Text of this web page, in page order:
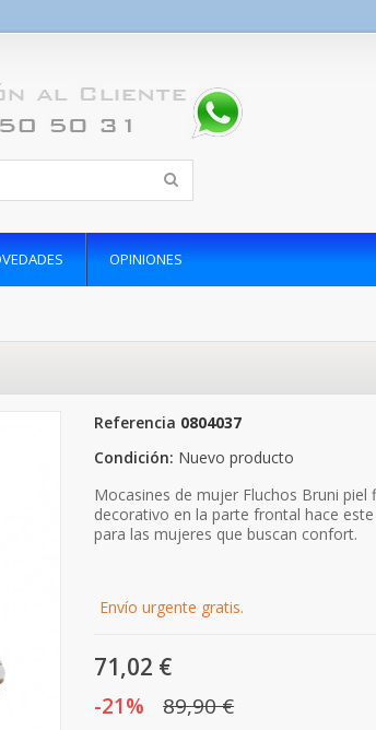
OPINIONES
Referencia 0804037
Condición: Nuevo producto
Mocasines de mujer Fluchos Bruni
decorativo en la parte frontal hace
para las mujeres que buscan confort.
Envío urgente gratis.
71,02 €
-21% 89,90 €